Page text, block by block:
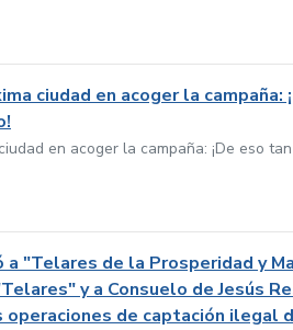
ciudad en acoger la campaña:
en acoger la campaña: ¡De eso
a "Telares de la Prosperidad y
y a Consuelo de Jesús
operaciones de captación ilegal